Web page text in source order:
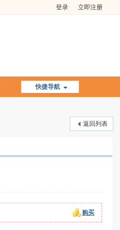
登录 立即注册
快捷导航
返回列表
购买